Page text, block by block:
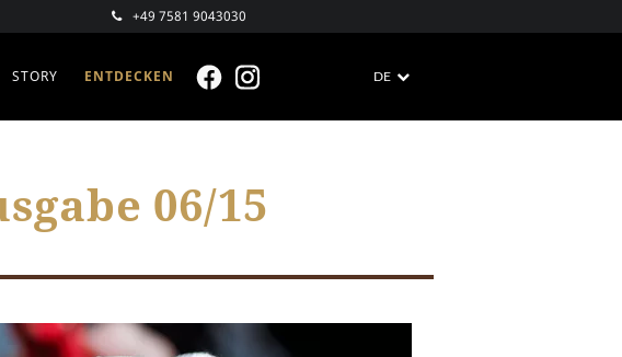
+49 7581 9043030
STORY
ENTDECKEN
DE
06/15